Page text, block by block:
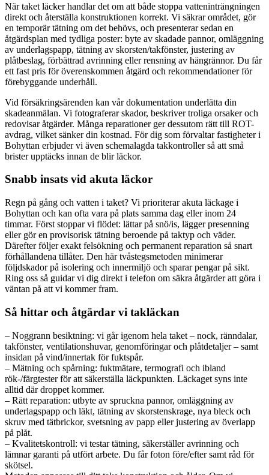
När taket läcker handlar det om att både stoppa vatteninträngningen
direkt och återställa konstruktionen korrekt. Vi säkrar området, gör
en temporär tätning om det behövs, och presenterar sedan en
åtgärdsplan med tydliga poster: byte av skadade pannor, omläggning
av underlagspapp, tätning av skorsten/takfönster, justering av
plåtbeslag, förbättrad avrinning eller rensning av hängrännor. Du får
ett fast pris för överenskommen åtgärd och rekommendationer för
förebyggande underhåll.
Vid försäkringsärenden kan vår dokumentation underlätta din
skadeanmälan. Vi fotograferar skador, beskriver troliga orsaker och
redovisar åtgärder. Många reparationer ger dessutom rätt till ROT-
avdrag, vilket sänker din kostnad. För dig som förvaltar fastigheter i
Bohyttan erbjuder vi även schemalagda takkontroller så att små
brister upptäcks innan de blir läckor.
Snabb insats vid akuta läckor
Regn på gång och vatten i taket? Vi prioriterar akuta läckage i
Bohyttan och kan ofta vara på plats samma dag eller inom 24
timmar. Först stoppar vi flödet: lättar på snö/is, lägger presenning
eller gör en provisorisk tätning beroende på taktyp och väder.
Därefter följer exakt felsökning och permanent reparation så snart
förhållandena tillåter. Den här tvåstegsmetoden minimerar
följdskador på isolering och innermiljö och sparar pengar på sikt.
Ring oss så guidar vi dig direkt i telefon om säkra åtgärder att göra i
väntan på att vi kommer fram.
Så hittar och åtgärdar vi takläckan
– Noggrann besiktning: vi går igenom hela taket – nock, ränndalar,
takfönster, ventilationshuvar, genomföringar och plåtdetaljer – samt
insidan på vind/innertak för fuktspår.
– Mätning och spårning: fuktmätare, termografi och ibland
rök-/färgtester för att säkerställa läckpunkten. Läckaget syns inte
alltid där droppet kommer.
– Rätt reparation: utbyte av spruckna pannor, omläggning av
underlagspapp och läkt, tätning av skorstenskrage, nya bleck och
skruv med tätbrickor, svetsning av papp eller justering av överlapp
på plåt.
– Kvalitetskontroll: vi testar tätning, säkerställer avrinning och
lämnar garanti på utfört arbete. Du får foton före/efter samt råd för
skötsel.